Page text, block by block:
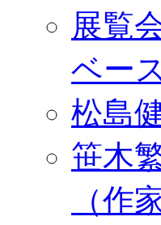
展覧
ベー
松島
笹木
（作